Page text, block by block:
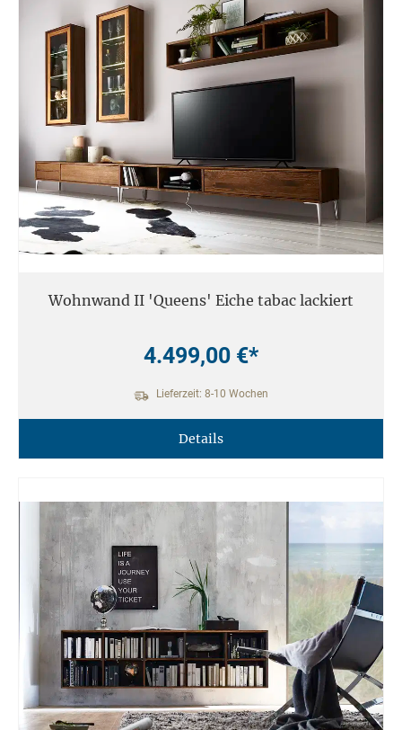
Wohnwand II 'Queens' Eiche tabac lackiert
4.499,00 €*
Lieferzeit: 8-10 Wochen
Details